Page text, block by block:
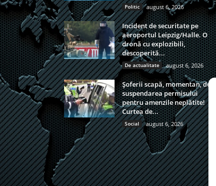
Politic august 6, 2026
Incident de securitate pe
aeroportul Leipzig/Halle. O
dronă cu explozibili,
descoperită...
De actualitate august 6, 2026
Șoferii scapă, momentan, de
suspendarea permisului
pentru amenzile neplătite!
Curtea de...
Social august 6, 2026